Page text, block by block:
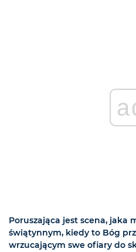
Poruszająca jest scena, jaka
świątynnym, kiedy to Bóg
wrzucającym swe ofiary do